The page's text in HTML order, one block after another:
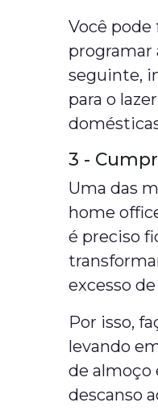
Você pode
programar
seguinte,
para o
3 -
Uma das
home
é preciso
excesso
Por isso,
levando
de almoço
descanso